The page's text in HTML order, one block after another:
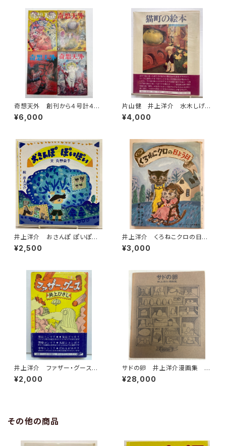
奇想天外 創刊から４号計４
冊 井上洋介表紙 1974年
盛光社
¥6,000
片山健 井上洋介 水木しげ
る 花輪和一 長新太 赤瀬
川原平など 猫町の絵本 堀
版 北宋社
¥4,000
井上洋介 おさんぽ ぽいぽ
い 角野栄子 1995年 初
版 福音館書店
¥2,500
井上洋介 くろねこクロの日よ
う日 小池タミ子 フレーベル
どうわ文庫10 昭和49年 初
¥3,000
井上洋介 ファザー・グース第１
集 井上ひさし 1978年 青
銅社刊
¥2,000
サドの卵 井上洋介漫画集 19
63年 私家版
¥28,000
その他の商品